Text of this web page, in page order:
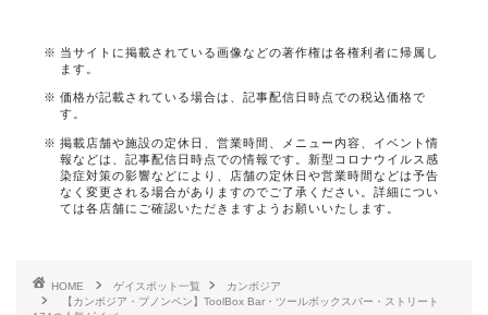
当サイトに掲載されている画像などの著作権は各権利者に帰属し
ます。
価格が記載されている場合は、記事配信日時点での税込価格で
す。
掲載店舗や施設の定休日、営業時間、メニュー内容、イベント情
報などは、記事配信日時点での情報です。新型コロナウイルス感
染症対策の影響などにより、店舗の定休日や営業時間などは予告
なく変更される場合がありますのでご了承ください。詳細につい
ては各店舗にご確認いただきますようお願いいたします。
HOME ゲイスポット一覧
カンボジア
【カンボジア・プノンペン】ToolBox Bar・ツールボックスバー・ストリート